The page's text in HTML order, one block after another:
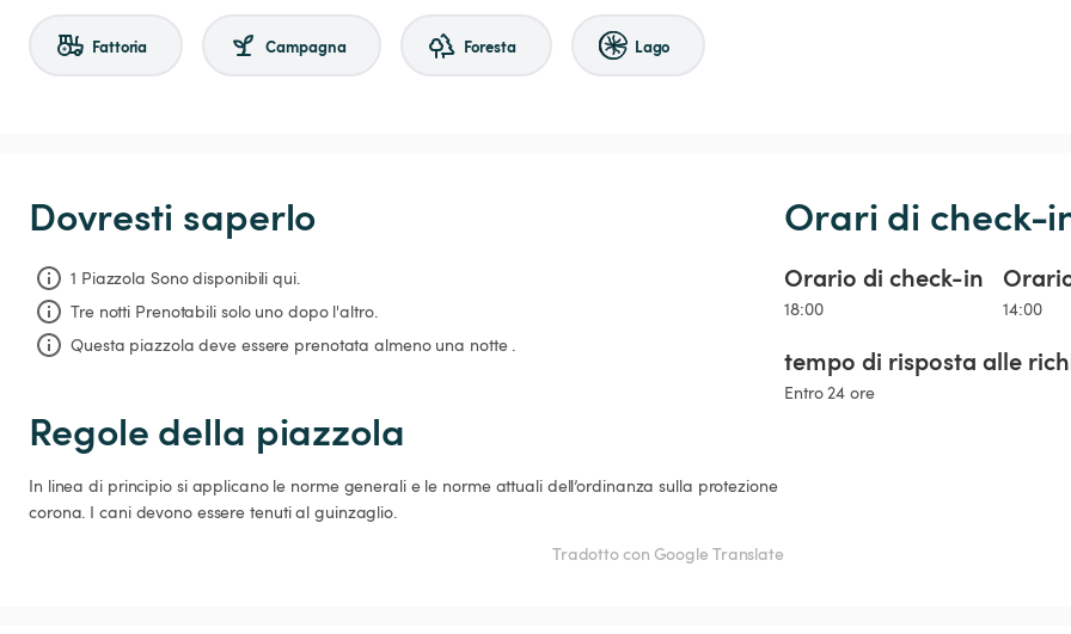
Fattoria Campagna Foresta Lago
Dovresti saperlo
1 Piazzola Sono disponibili qui.
Tre notti Prenotabili solo uno dopo l'altro.
Questa piazzola deve essere prenotata almeno una notte .
Orari di check-
Orario di check-in
18:00 14:00
tempo di risposta alle
Entro 24 ore
Regole della piazzola
In linea di principio si applicano le norme generali e le norme attuali dell’ordinanza sulla protezione
corona. I cani devono essere tenuti al guinzaglio.
Tradotto con Google Translate